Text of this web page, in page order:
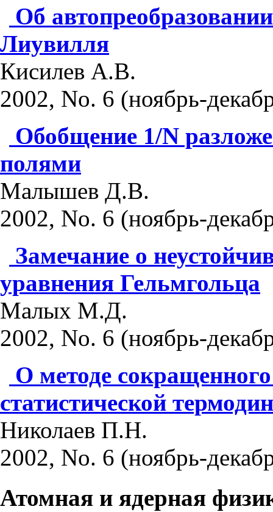
Об
Лиувилля
Кисилев А.В.
2002, No. 6 (ноябрь-
Обобщение 1/N
полями
Малышев Д.В.
2002, No. 6 (ноябрь-
Замечание о
уравнения Гельмгольца
Малых М.Д.
2002, No. 6 (ноябрь-
О методе
статистической
Николаев П.Н.
2002, No. 6 (ноябрь-
Атомная и ядерная